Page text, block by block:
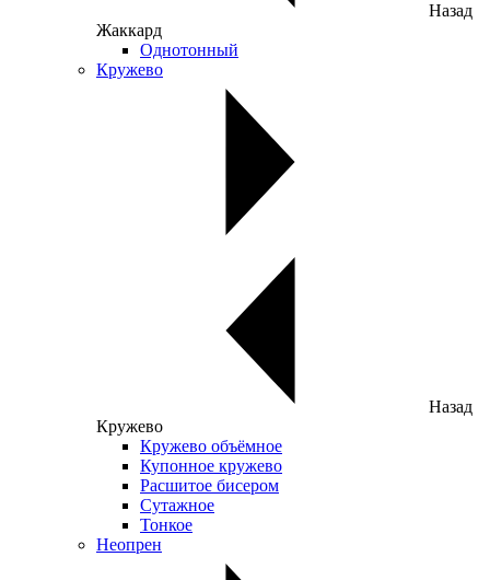
Назад
Жаккард
Однотонный
Кружево
Назад
Кружево
Кружево объёмное
Купонное кружево
Расшитое бисером
Сутажное
Тонкое
Неопрен